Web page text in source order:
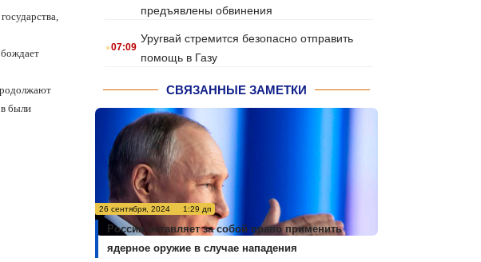
были
предъявлены обвинения
.07:09
Уругвай стремится безопасно отправить
помощь в Газу
СВЯЗАННЫЕ ЗАМЕТКИ
26 сентября, 2024 1:29 дп
Россия оставляет за собой право применить
ядерное оружие в случае нападения